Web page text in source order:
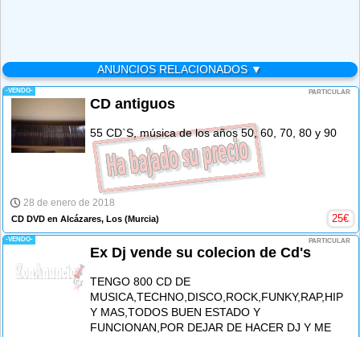
ANUNCIOS RELACIONADOS ▼
-VENDO- PARTICULAR
CD antiguos
55 CD`S, música de los años 50, 60, 70, 80 y 90
28 de enero de 2018
CD DVD en Alcázares, Los (Murcia) 25€
-VENDO- PARTICULAR
Ex Dj vende su colecion de Cd's
TENGO 800 CD DE
Y MAS,TODOS BUEN ESTADO Y
FUNCIONAN,POR DEJAR DE HACER DJ Y ME